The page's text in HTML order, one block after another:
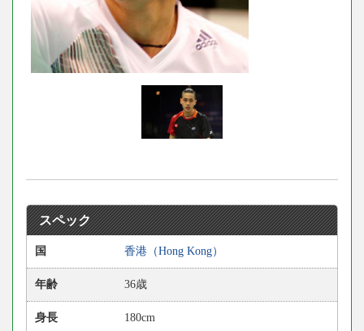
スペック
国 香港（Hong Kong）
年齢 36歳
身長 180cm